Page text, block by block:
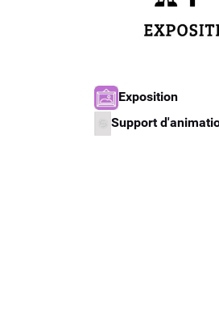
Type de support
Exposition
Type d'oeuvre
Support